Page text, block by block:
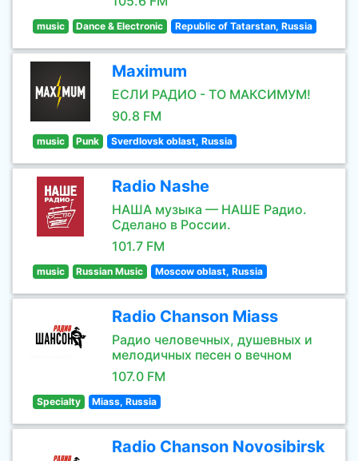
music Dance & Electronic Republic of Tatarstan, Russia
Maximum
ЕСЛИ РАДИО - ТО МАКСИМУМ!
90.8 FM
music Punk Sverdlovsk oblast, Russia
Radio Nashe
НАША музыка — НАШЕ Радио.
Сделано в России.
101.7 FM
music Russian Music Moscow oblast, Russia
Radio Chanson Miass
Радио человечных, душевных и
мелодичных песен о вечном
107.0 FM
Specialty Miass, Russia
Radio Chanson Novosibirsk